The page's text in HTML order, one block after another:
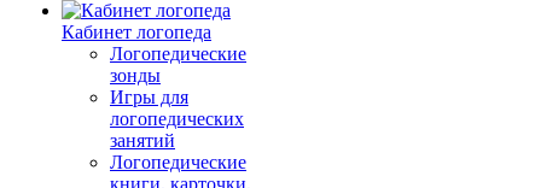
Кабинет логопеда
Логопедические
зонды
Игры для
логопедических
занятий
Логопедические
книги, карточки,